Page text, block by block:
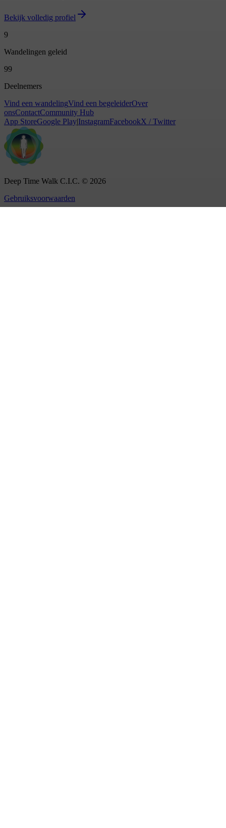
Bekijk volledig profiel
9
Wandelingen geleid
99
Deelnemers
Vind een wandelingVind een begeleiderOver
onsContactCommunity Hub
App StoreGoogle Play|InstagramFacebookX / Twitter
Deep Time Walk C.I.C. © 2026
Gebruiksvoorwaarden